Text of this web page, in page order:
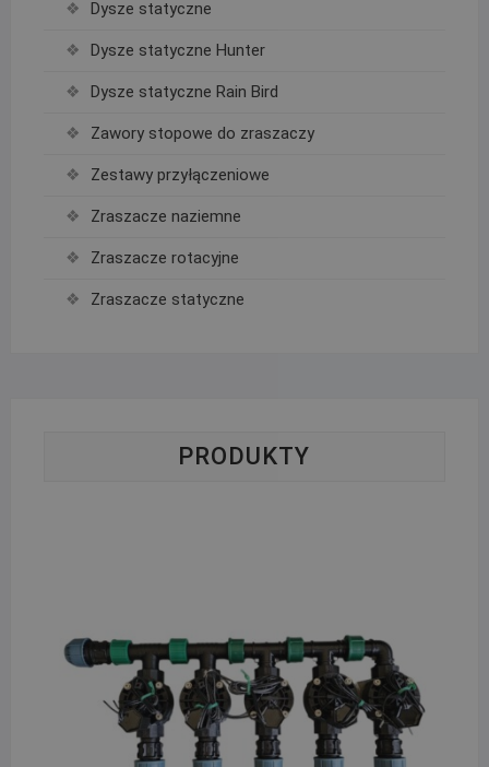
Dysze statyczne
Dysze statyczne Hunter
Dysze statyczne Rain Bird
Zawory stopowe do zraszaczy
Zestawy przyłączeniowe
Zraszacze naziemne
Zraszacze rotacyjne
Zraszacze statyczne
PRODUKTY